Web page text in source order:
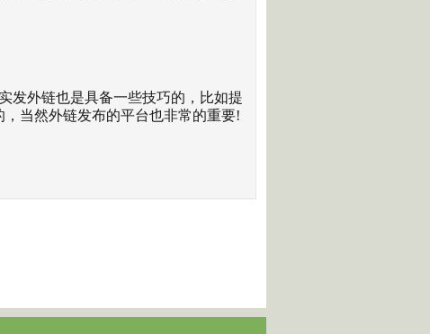
发外链也是具备一些技巧的，比如提
当然外链发布的平台也非常的重要!